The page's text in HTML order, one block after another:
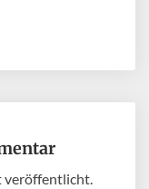
veröffentlicht.